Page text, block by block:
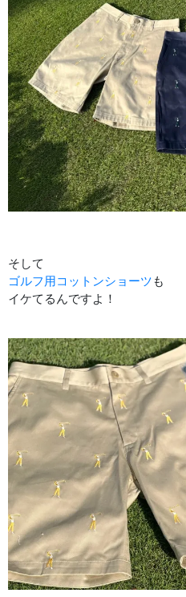
そして
ゴルフ用コットンショーツ も
イケてるんですよ！